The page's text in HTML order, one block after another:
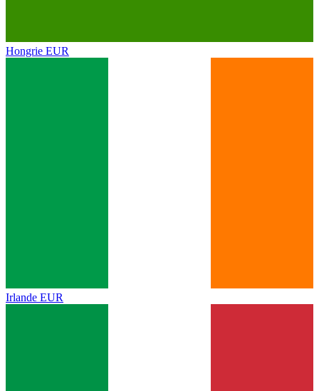
Hongrie EUR
Irlande EUR